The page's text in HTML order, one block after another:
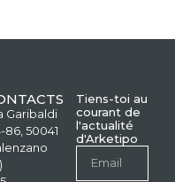
Garibaldi
86, 50041
Tiens-toi au
courant de
l'actualité
d'Arketipo